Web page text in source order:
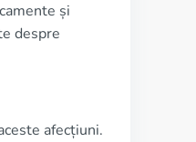
și
despre
afecțiuni.